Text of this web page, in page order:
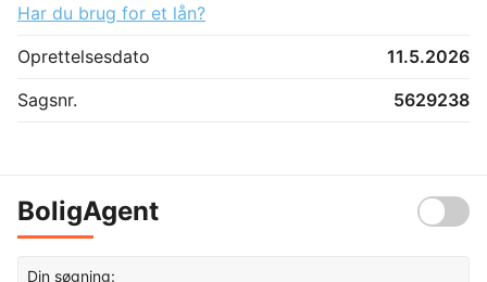
Har du brug for et lån?
Oprettelsesdato
11.5.2026
Sagsnr.
5629238
BoligAgent
Din søgning: